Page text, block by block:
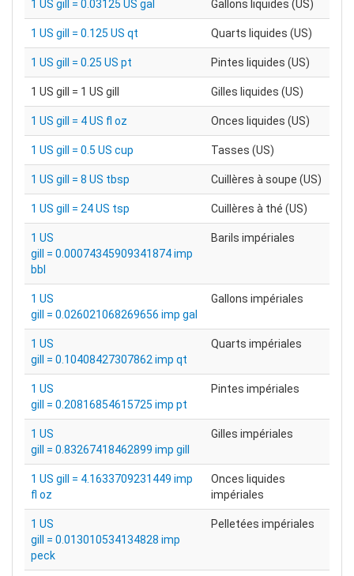
1 US gill = 0.03125 US gal Gallons liquides (US)
1 US gill = 0.125 US qt Quarts liquides (US)
1 US gill = 0.25 US pt Pintes liquides (US)
1 US gill = 1 US gill Gilles liquides (US)
1 US gill = 4 US fl oz Onces liquides (US)
1 US gill = 0.5 US cup Tasses (US)
1 US gill = 8 US tbsp Cuillères à soupe (US)
1 US gill = 24 US tsp Cuillères à thé (US)
1 US
gill = 0.00074345909341874 imp
bbl
Barils impériales
1 US
gill = 0.026021068269656 imp gal
Gallons impériales
1 US
gill = 0.10408427307862 imp qt
Quarts impériales
1 US
gill = 0.20816854615725 imp pt
Pintes impériales
1 US
gill = 0.83267418462899 imp gill
Gilles impériales
1 US gill = 4.1633709231449 imp
fl oz
Onces liquides
impériales
1 US
gill = 0.013010534134828 imp
peck
Pelletées impériales